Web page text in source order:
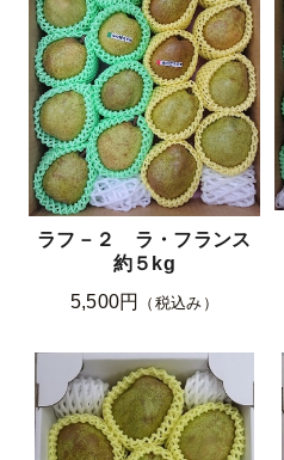
ラフ－２ ラ・フランス
約５kg
5,500円
（税込み）